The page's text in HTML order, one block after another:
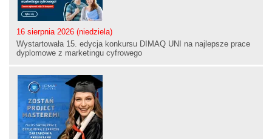
16 sierpnia 2026 (niedziela)
Wystartowała 15. edycja konkursu DIMAQ UNI na najlepsze prace
dyplomowe z marketingu cyfrowego